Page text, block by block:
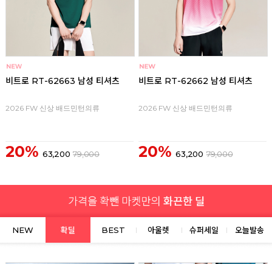
비트로 RT-62663 남성 티셔츠
2026 FW 신상 배드민턴의류
20% 63,200 79,000
비트로 RT-62662 남성 티셔츠
2026 FW 신상 배드민턴의류
20% 63,200 79,000
NEW 확딜 BEST 아울렛 슈퍼세일 오늘발송